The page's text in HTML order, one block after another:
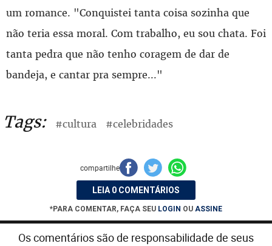
um romance. "Conquistei tanta coisa sozinha que
não teria essa moral. Com trabalho, eu sou chata. Foi
tanta pedra que não tenho coragem de dar de
bandeja, e cantar pra sempre..."
Tags: #cultura #celebridades
compartilhe
LEIA 0 COMENTÁRIOS
*PARA COMENTAR, FAÇA SEU LOGIN OU ASSINE
Os comentários são de responsabilidade de seus